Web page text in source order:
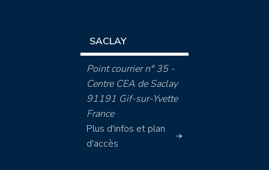
SACLAY
Point courrier n° 35 -
Centre CEA de Saclay
91191 Gif-sur-Yvette
France
Plus d'infos et plan
d'accès